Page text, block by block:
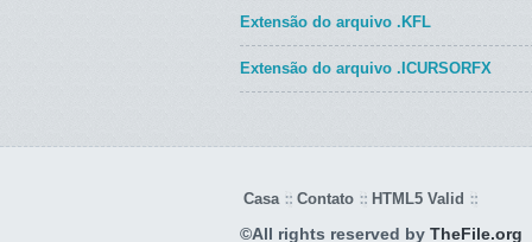
Extensão do arquivo .KFL
Extensão do arquivo .ICURSORFX
Casa Contato HTML5 Valid
©All rights reserved by TheFile.org